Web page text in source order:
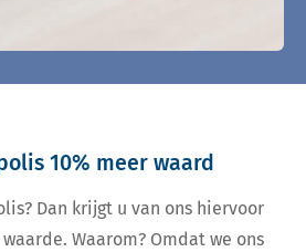
10% meer waard
Dan krijgt u van ons hiervoor
Waarom? Omdat we ons